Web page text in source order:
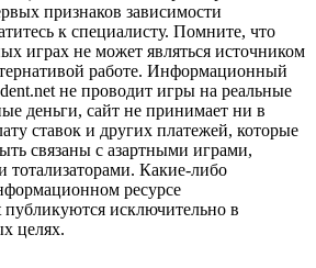
признаков зависимости
к специалисту. Помните, что
играх не может являться источником
работе. Информационный
не проводит игры на реальные
деньги, сайт не принимает ни в
ставок и других платежей, которые
связаны с азартными играми,
тотализаторами. Какие-либо
ресурсе
публикуются исключительно в
целях.